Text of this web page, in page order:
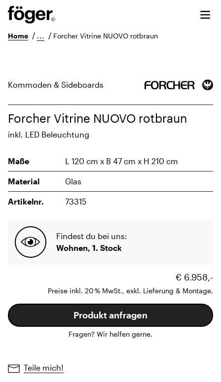
Home / ... / Forcher Vitrine NUOVO rotbraun
Kommoden & Sideboards
Forcher Vitrine NUOVO rotbraun
inkl. LED Beleuchtung
Maße L 120 cm x B 47 cm x H 210 cm
Material Glas
Artikelnr. 73315
Findest du bei uns:
Wohnen, 1. Stock
€ 6.958,-
Preise inkl. 20 % MwSt., exkl. Lieferung & Montage.
Produkt anfragen
Fragen? Wir helfen gerne.
Teile mich!